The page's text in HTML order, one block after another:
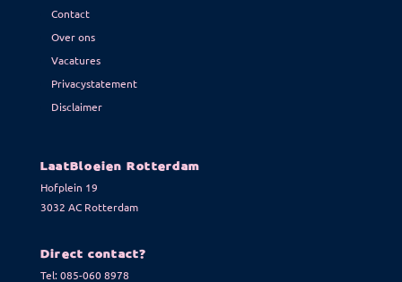
Contact
Over ons
Vacatures
Privacystatement
Disclaimer
LaatBloeien Rotterdam
Hofplein 19
3032 AC Rotterdam
Direct contact?
Tel:085-060 8978